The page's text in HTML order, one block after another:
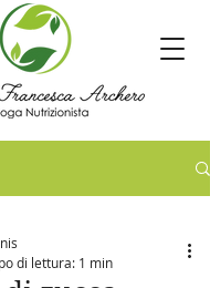
di lettura: 1 min